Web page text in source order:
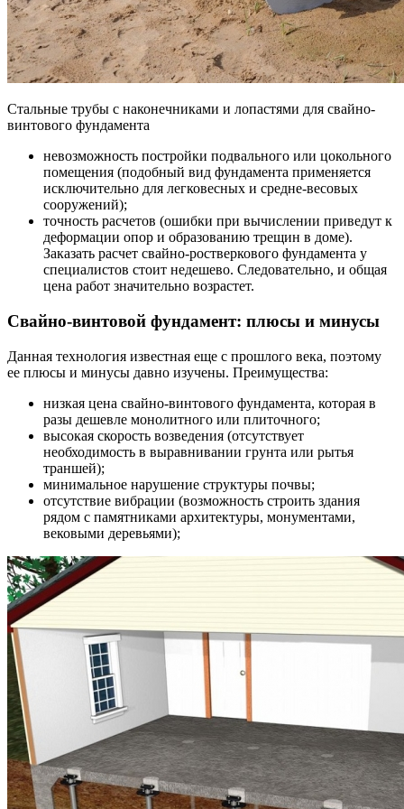
Стальные трубы с наконечниками и лопастями для свайно-
винтового фундамента
невозможность постройки подвального или цокольного
помещения (подобный вид фундамента применяется
исключительно для легковесных и средне-весовых
сооружений);
точность расчетов (ошибки при вычислении приведут к
деформации опор и образованию трещин в доме).
Заказать расчет свайно-ростверкового фундамента у
специалистов стоит недешево. Следовательно, и общая
цена работ значительно возрастет.
Свайно-винтовой фундамент: плюсы и минусы
Данная технология известная еще с прошлого века, поэтому
ее плюсы и минусы давно изучены. Преимущества:
низкая цена свайно-винтового фундамента, которая в
разы дешевле монолитного или плиточного;
высокая скорость возведения (отсутствует
необходимость в выравнивании грунта или рытья
траншей);
минимальное нарушение структуры почвы;
отсутствие вибрации (возможность строить здания
рядом с памятниками архитектуры, монументами,
вековыми деревьями);